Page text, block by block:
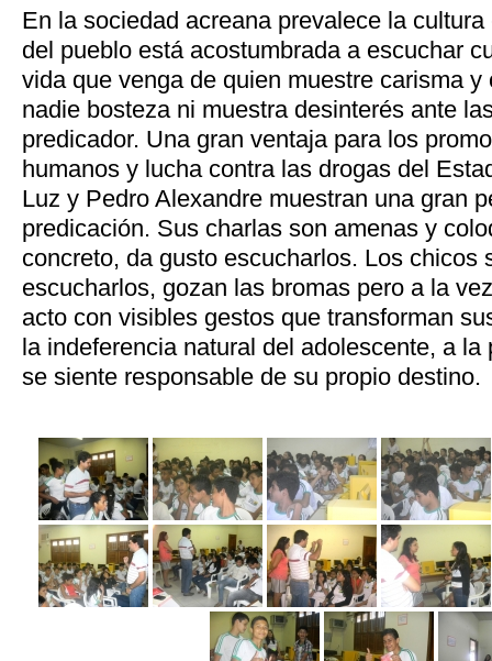
En la sociedad acreana prevalece la
del pueblo está acostumbrada a escuchar
vida que venga de quien muestre carisma
nadie bosteza ni muestra desinterés ante
predicador. Una gran ventaja para los
humanos y lucha contra las drogas del
Luz y Pedro Alexandre muestran una gran
predicación. Sus charlas son amenas y
concreto, da gusto escucharlos. Los chicos
escucharlos, gozan las bromas pero a la
acto con visibles gestos que transforman
la indeferencia natural del adolescente, a la
se siente responsable de su propio destino.